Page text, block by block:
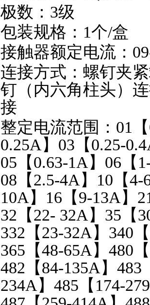
极数：3级
包装规格：1个/盒
接触器额定电流：
连接方式：螺钉夹
钉（内六角柱头）
接
整定电流范围：01
0.25A】03【0.25-
05【0.63-1A】06【
08【2.5-4A】10【
10A】16【9-13A】
32【22- 32A】35【
332【23-32A】340
365【48-65A】480
482【84-135A】483
234A】485【174-